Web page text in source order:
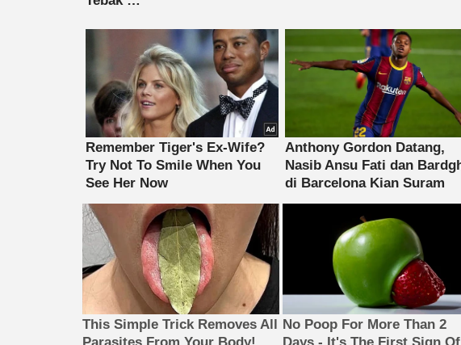
This Simple Trick Removes All
No Poop For More Than 2